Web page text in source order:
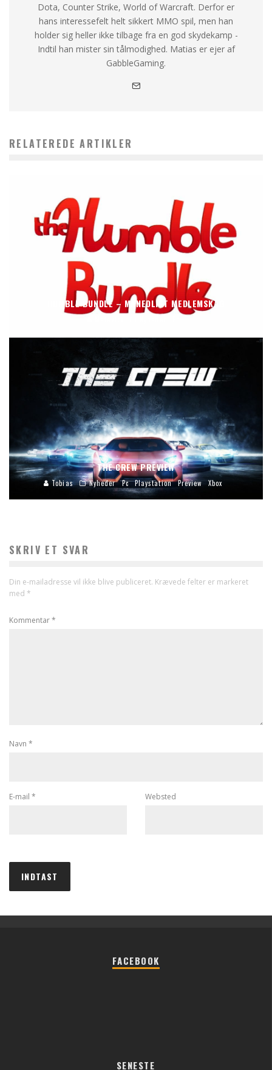
Dota, Counter Strike, World of Warcraft. Derfor er
hans interessefelt helt sikkert MMO spil, men han
holder sig heller ikke tilbage fra en god skydekamp -
Indtil han mister sin tålmodighed. Matias er ejer af
GabbleGaming.
RELATEREDE ARTIKLER
HUMBLE BUNDLE – MÅNEDLIGT MEDLEMSKAB
THE CREW PREVIEW
Tobias Nyheder Pc Playstation Preview Xbox
SKRIV ET SVAR
Din e-mailadresse vil ikke blive publiceret. Krævede felter er markeret
med *
Kommentar*
Navn *
E-mail * Websted
FACEBOOK
SENESTE